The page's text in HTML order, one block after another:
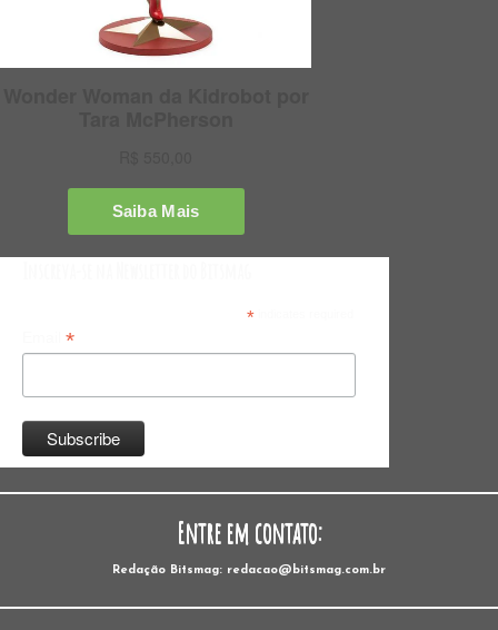
*indicates required
*
Entre em contato:
Redação Bitsmag: redacao@bitsmag.com.br